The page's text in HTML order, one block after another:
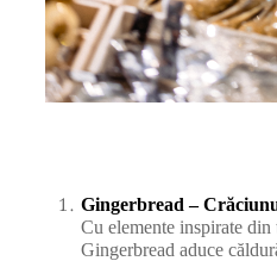
Gingerbread –
Cu elemente inspirate
Gingerbread aduce